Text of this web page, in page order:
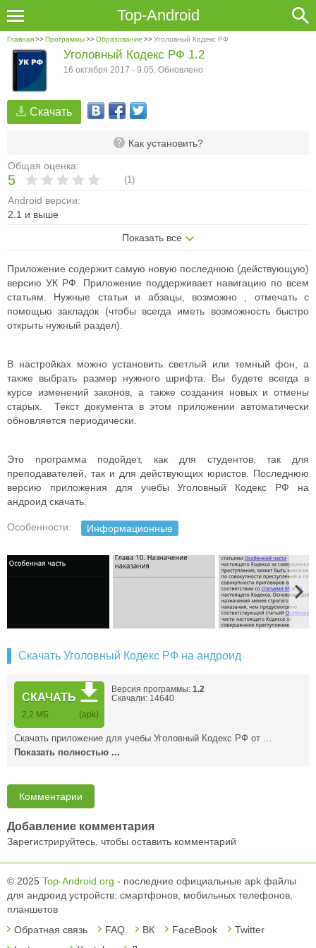
Top-Android
Главная>>Программы>>Образование >>Уголовный Кодекс РФ
Скачать
Как установить?
Общая оценка:
5 (1)
Android версии:
2.1 и выше
Показать все
Уголовный Кодекс РФ 1.2
16 октября 2017 - 9:05. Обновлено
Приложение содержит самую новую последнюю (действующую)
версию УК РФ. Приложение поддерживает навигацию по всем
статьям. Нужные статьи и абзацы, возможно , отмечать с
помощью закладок (чтобы всегда иметь возможность быстро
открыть нужный раздел).
В настройках можно установить светлый или темный фон, а
также выбрать размер нужного шрифта. Вы будете всегда в
курсе изменений законов, а также создания новых и отмены
старых. Текст документа в этом приложении автоматически
обновляется периодически.
Это программа подойдет, как для студентов, так для
преподавателей, так и для действующих юристов. Последнюю
версию приложения для учебы Уголовный Кодекс РФ на
андроид скачать.
Особенности: Информационные
Скачать Уголовный Кодекс РФ на андроид
СКАЧАТЬ
2,2 MБ (apk)
Версия программы: 1.2
Скачали: 14640
Скачать приложение для учебы Уголовный Кодекс РФ от …
Показать полностью ...
Комментарии
Добавление комментария
Зарегистрируйтесь, чтобы оставить комментарий
© 2025 Top-Android.org - последние официальные apk файлы
для андроид устройств: смартфонов, мобильных телефонов,
планшетов
Обратная связь
FAQ ВК FaceBook
Twitter